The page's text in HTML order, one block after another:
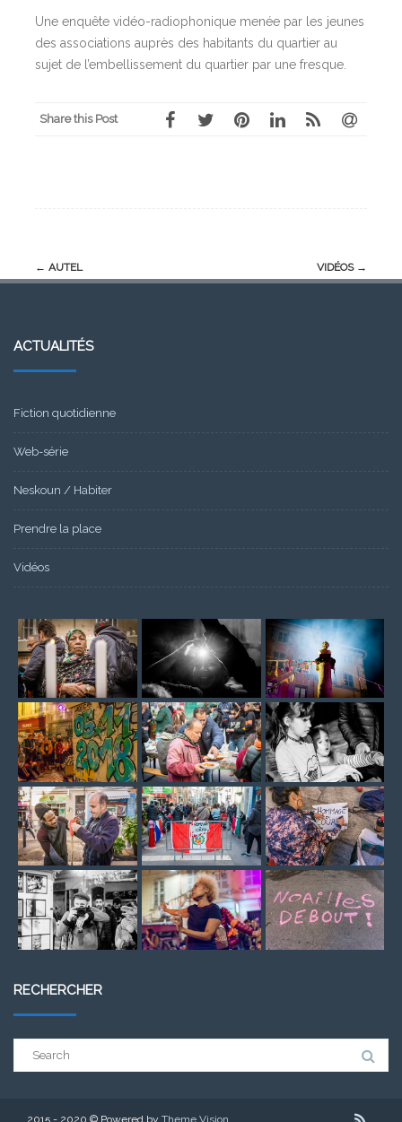
Une enquête vidéo-radiophonique menée par les jeunes
des associations auprès des habitants du quartier au
sujet de l’embellissement du quartier par une fresque.
Share this Post
Post
← AUTEL VIDÉOS →
ACTUALITÉS
Fiction quotidienne
Web-série
Neskoun / Habiter
Prendre la place
Vidéos
RECHERCHER
2015 - 2020 © Powered by Theme Vision